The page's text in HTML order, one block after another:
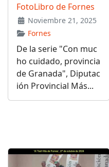
FotoLibro de Fornes
Noviembre 21, 2025
Fornes
De la serie "Con muc
ho cuidado, provincia
de Granada", Diputac
ión Provincial Más...